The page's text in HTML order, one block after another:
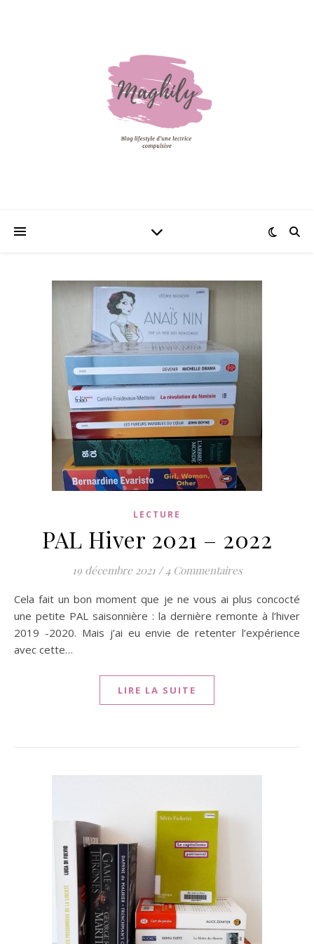
LECTURE
PAL Hiver 2021 – 2022
19 décembre 2021 / 4 Commentaires
Cela fait un bon moment que je ne vous ai plus concocté
une petite PAL saisonnière : la dernière remonte à l’hiver
2019 -2020. Mais j’ai eu envie de retenter l’expérience
avec cette…
LIRE LA SUITE